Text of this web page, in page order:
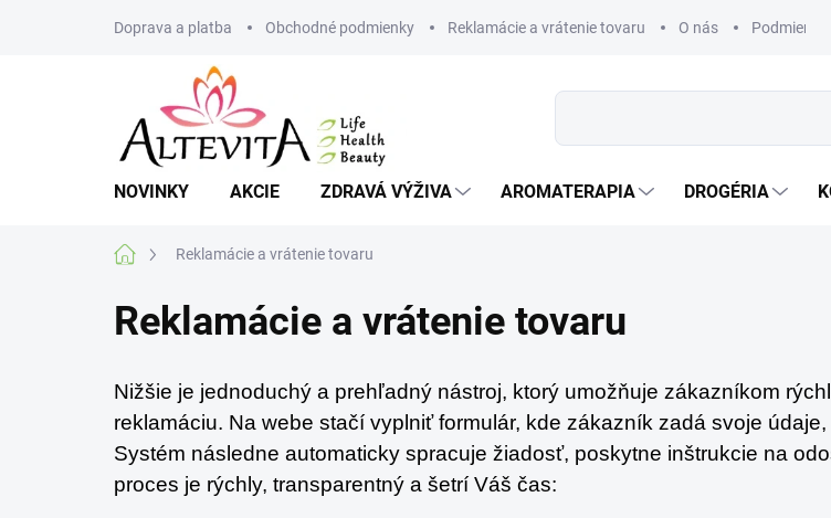
Doprava a platba Obchodné podmienky Reklamácie a vrátenie tovaru O nás Podmienky
NOVINKY AKCIE ZDRAVÁ VÝŽIVA AROMATERAPIA DROGÉRIA
DomovReklamácie a vrátenie tovaru
Reklamácie a vrátenie tovaru
Nižšie je jednoduchý a prehľadný nástroj, ktorý umožňuje zákazníkom
reklamáciu. Na webe stačí vyplniť formulár, kde zákazník zadá svoje
Systém následne automaticky spracuje žiadosť, poskytne inštrukcie na
proces je rýchly, transparentný a šetrí Váš čas: